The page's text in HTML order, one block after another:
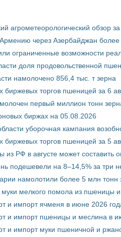
агрометеорологический обзор
через Азербайджан более
ограниченные возможности
доля продовольственной
намолочено 856,4 тыс. т зерна
биржевых торгов пшеницей за 6
первый миллион тонн
биржах на 05.08.2026
уборочная кампания
биржевых торгов пшеницей за 5
из РФ в августе может составить
подешевели на 8–14,5% за три
намолотили более 5 млн тонн
муки мелкого помола из пшеницы
и импорт ячменя в июне 2026
и импорт пшеницы и меслина в
и импорт муки пшеничной и